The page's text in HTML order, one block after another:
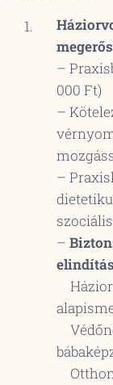
–
000 Ft)
–
–
–